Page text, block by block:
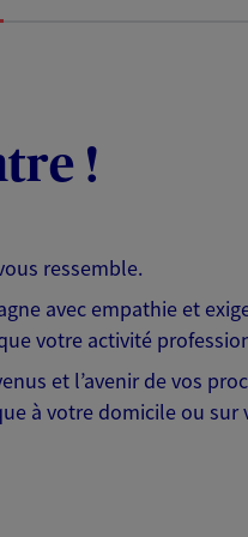
!
ressemble.
avec empathie et
votre activité
et l’avenir de vos
à votre domicile ou